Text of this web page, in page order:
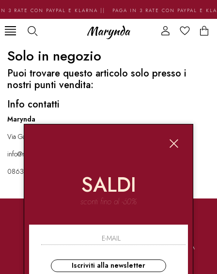
3 RATE CON PAYPAL E KLARNA || PAGA IN 3 RATE CON PAYPAL E
Solo in negozio
Puoi trovare questo articolo solo presso i
nostri punti vendita:
Info contatti
Marynda
Via Garibaldi 136 67051 Avezzano
info@marynda.com
08631871946
PAGAMENTI
CONSEGNE
ULTRA RAPIDE
ASSISTENZA
SALDI
sconti fino al -60%
Iscriviti alla newsletter